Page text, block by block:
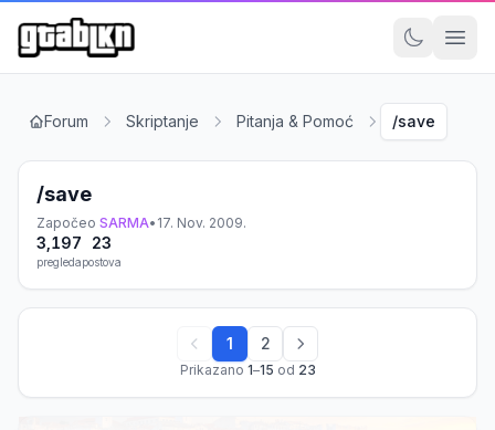
Forum Skriptanje Pitanja & Pomoć /save
/save
Započeo SARMA• 17. Nov. 2009.
3,197
pregleda
23
postova
Prikazano 1–15 od 23
1 2